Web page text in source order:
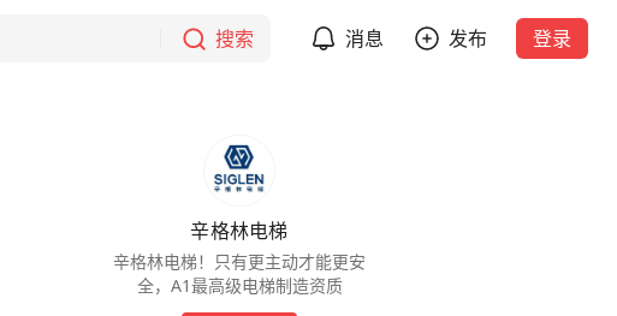
搜索 消息 发布 登录
辛格林电梯
辛格林电梯！只有更主动才能更安
全，A1最高级电梯制造资质